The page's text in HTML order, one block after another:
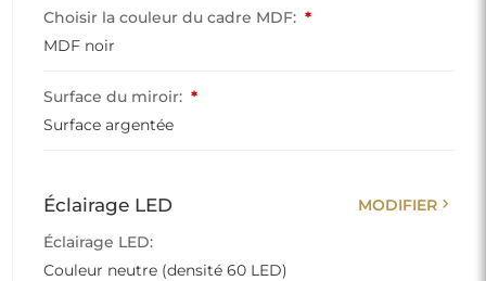
Choisir la couleur du cadre MDF: *
MDF noir
Surface du miroir: *
Surface argentée
Éclairage LED MODIFIER chevron_right
Éclairage LED:
Couleur neutre (densité 60 LED)